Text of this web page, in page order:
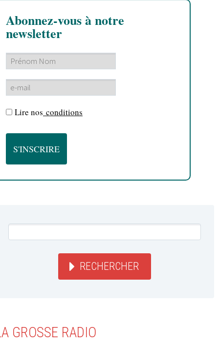
Abonnez-vous à notre
newsletter
Lire nos conditions
RECHERCHER
GROSSE RADIO